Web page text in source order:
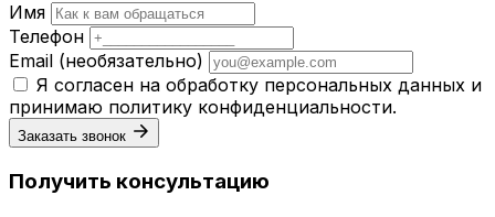
Имя
Телефон
Email (необязательно)
Я согласен на обработку персональных данных и
принимаю политику конфиденциальности.
Заказать звонок
Получить консультацию